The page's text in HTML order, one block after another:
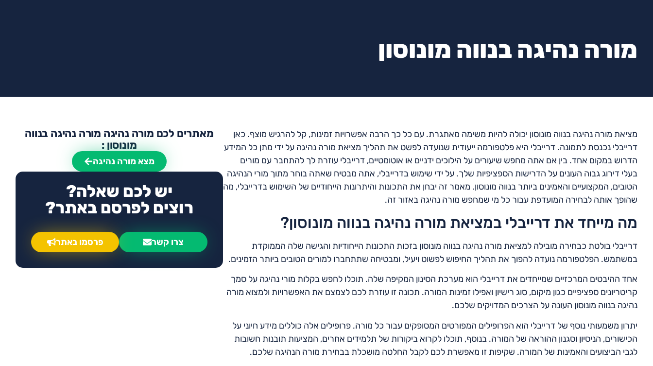
מורה נהיגה בנווה מונוסון
מציאת מורה נהיגה בנווה מונוסון יכולה להיות משימה מאתגרת. עם כל כך הרבה אפשרויות זמינות, קל להרגיש מוצף. כאן
דרייבלי נכנסת לתמונה. דרייבלי היא פלטפורמה ייעודית שנועדה לפשט את תהליך מציאת מורה נהיגה על ידי מתן כל המידע
הדרוש במקום אחד. בין אם אתה מחפש שיעורים על הילוכים ידניים או אוטומטיים, דרייבלי עוזרת לך להתחבר עם מורים
בעלי דירוג גבוה העונים על הדרישות הספציפיות שלך. על ידי שימוש בדרייבלי, אתה מבטיח שאתה בוחר מתוך מורי הנהיגה
הטובים, המקצועיים והאמינים ביותר בנווה מונוסון. מאמר זה יבחן את התכונות והיתרונות הייחודיים של השימוש בדרייבלי, מה
שהופך אותה לבחירה המועדפת עבור כל מי שמחפש מורה נהיגה באזור זה.
מה מייחד את דרייבלי במציאת מורה נהיגה בנווה מונוסון?
דרייבלי בולטת כבחירה מובילה למציאת מורה נהיגה בנווה מונוסון בזכות התכונות הייחודיות והגישה שלה הממוקדת
במשתמש. הפלטפורמה נועדה להפוך את תהליך החיפוש לפשוט ויעיל, ומבטיחה שתתחברו למורים הטובים ביותר הזמינים.
אחד ההיבטים המרכזיים שמייחדים את דרייבלי הוא מערכת הסינון המקיפה שלה. תוכלו לחפש בקלות מורי נהיגה על סמך
קריטריונים ספציפיים כגון מיקום, סוג רישיון ואפילו זמינות המורה. תכונה זו עוזרת לכם לצמצם את האפשרויות ולמצוא מורה
נהיגה בנווה מונוסון העונה על הצרכים המדויקים שלכם.
יתרון משמעותי נוסף של דרייבלי הוא הפרופילים המפורטים המסופקים עבור כל מורה. פרופילים אלה כוללים מידע חיוני על
הכישורים, הניסיון וסגנון ההוראה של המורה. בנוסף, תוכלו לקרוא ביקורות של תלמידים אחרים, המציעות תובנות חשובות
לגבי הביצועים והאמינות של המורה. שקיפות זו מאפשרת לכם לקבל החלטה מושכלת בבחירת מורה הנהיגה שלכם.
מאתרים לכם מורה נהיגה מורה נהיגה בנווה
מונוסון :
מצא מורה נהיגה
יש לכם שאלה?
רוצים לפרסם באתר?
צרו קשר פרסמו באתר